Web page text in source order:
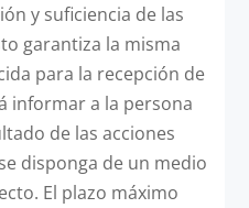
y suficiencia de las
garantiza la misma
para la recepción de
informar a la persona
de las acciones
disponga de un medio
El plazo máximo